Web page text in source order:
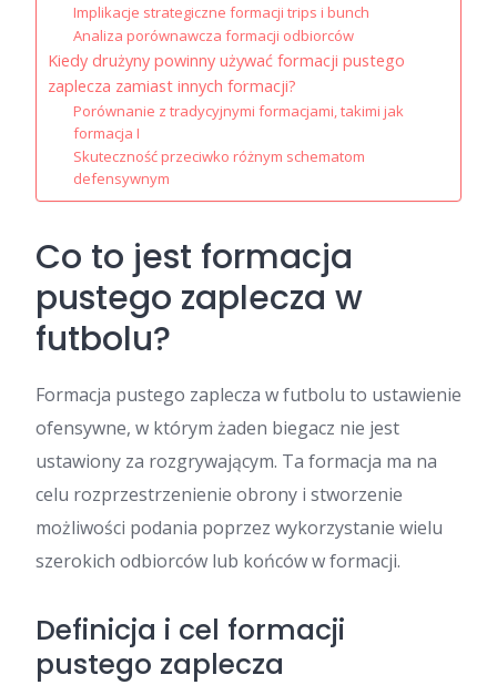
Implikacje strategiczne formacji trips i bunch
Analiza porównawcza formacji odbiorców
Kiedy drużyny powinny używać formacji pustego
zaplecza zamiast innych formacji?
Porównanie z tradycyjnymi formacjami, takimi jak
formacja I
Skuteczność przeciwko różnym schematom
defensywnym
Co to jest formacja
pustego zaplecza w
futbolu?
Formacja pustego zaplecza w futbolu to ustawienie
ofensywne, w którym żaden biegacz nie jest
ustawiony za rozgrywającym. Ta formacja ma na
celu rozprzestrzenienie obrony i stworzenie
możliwości podania poprzez wykorzystanie wielu
szerokich odbiorców lub końców w formacji.
Definicja i cel formacji
pustego zaplecza